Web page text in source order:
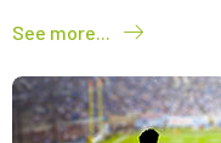
See more...